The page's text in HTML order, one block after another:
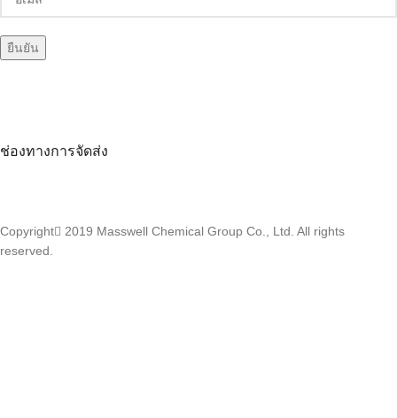
ช่องทางการจัดส่ง
Copyright
2019 Masswell Chemical Group Co., Ltd. All rights
reserved.